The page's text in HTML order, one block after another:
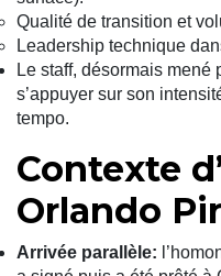
Qualité de transition et
Leadership technique
Le staff, désormais mené
s’appuyer sur son
tempo.
Contexte
Orlando
Arrivée parallèle: